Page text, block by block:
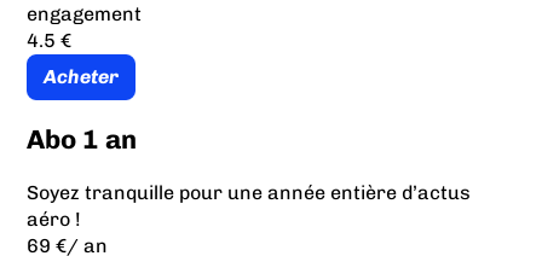
engagement
4.5 €
Acheter
Abo 1 an
Soyez tranquille pour une année entière d’actus
aéro !
69 €/ an